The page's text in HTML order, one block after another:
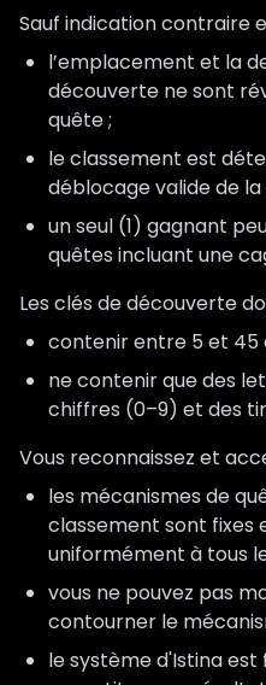
Sauf indication contraire
l’emplacement et la
découverte ne sont
quête ;
le classement est
déblocage valide de
un seul (1) gagnant
quêtes incluant une
Les clés de découverte
contenir entre 5 et 45
ne contenir que des
chiffres (0–9) et des
Vous reconnaissez et
les mécanismes de
classement sont fixes
uniformément à tous
vous ne pouvez pas
contourner le
le système d'Istina est